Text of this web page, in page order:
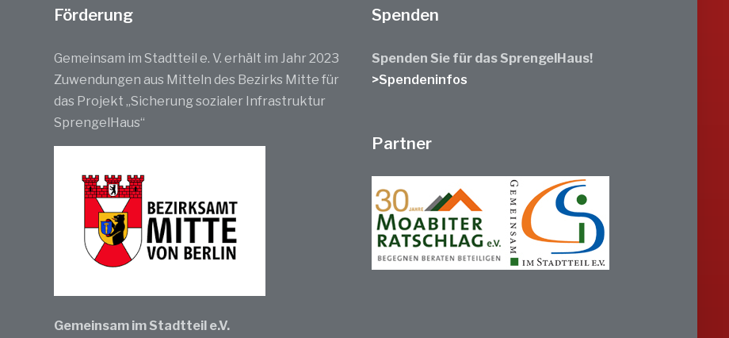
Förderung
Gemeinsam im Stadtteil e. V. erhält im Jahr 2023
Zuwendungen aus Mitteln des Bezirks Mitte für
das Projekt „Sicherung sozialer Infrastruktur
SprengelHaus“
Gemeinsam im Stadtteil e.V.
Spenden
Spenden Sie für das SprengelHaus!
>Spendeninfos
Partner